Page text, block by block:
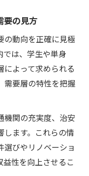
要の見方
の動向を正確に見極
は、学生や単身
よって求められる
需要層の特性を把握
機関の充実度、治安
ます。これらの情
びやリノベーショ
性を向上させるこ